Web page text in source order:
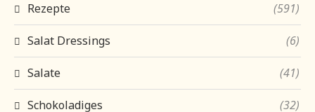
Rezepte (591)
Salat Dressings (6)
Salate (41)
Schokoladiges (32)